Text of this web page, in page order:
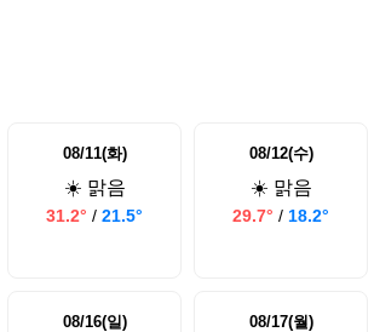
08/11(화)
☀️ 맑음
31.2° / 21.5°
08/12(수)
☀️ 맑음
29.7° / 18.2°
08/16(일) 08/17(월)